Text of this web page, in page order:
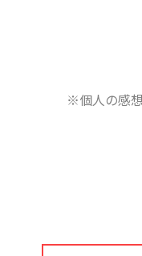
※個人の感